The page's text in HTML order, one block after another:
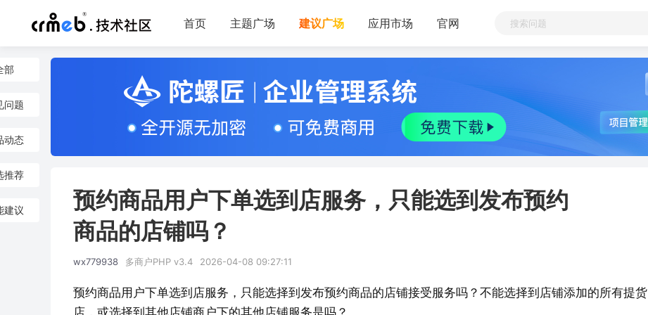
首页 主题广场 建议广场 应用市场 官网
部
问题
动态
推荐
建议
预约商品用户下单选到店服务，只能选到发布预约
商品的店铺吗？
wx779938 多商户PHP v3.4 2026-04-08 09:27:11
预约商品用户下单选到店服务，只能选择到发布预约商品的店铺接受服务吗？不能选择到店铺添加的所有提货
店，或选择到其他店铺商户下的其他店铺服务是吗？